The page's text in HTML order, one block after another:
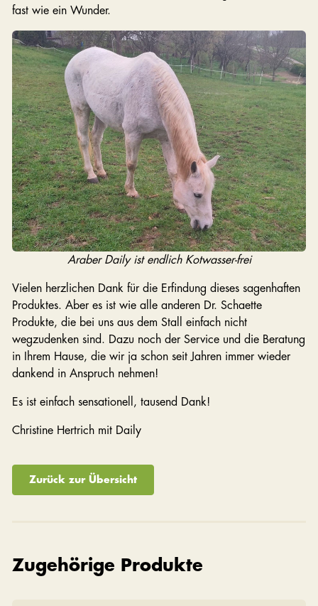
fast wie ein Wunder.
Araber Daily ist endlich Kotwasser-frei
Vielen herzlichen Dank für die Erfindung dieses sagenhaften
Produktes. Aber es ist wie alle anderen Dr. Schaette
Produkte, die bei uns aus dem Stall einfach nicht
wegzudenken sind. Dazu noch der Service und die Beratung
in Ihrem Hause, die wir ja schon seit Jahren immer wieder
dankend in Anspruch nehmen!
Es ist einfach sensationell, tausend Dank!
Christine Hertrich mit Daily
Zurück zur Übersicht
Zugehörige Produkte